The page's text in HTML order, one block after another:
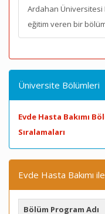
Ardahan Üniversitesi
eğitim veren bir
Üniversite Bölümleri
Evde Hasta Bakımı
Sıralamaları
Evde Hasta Bakımı
Bölüm Program Adı